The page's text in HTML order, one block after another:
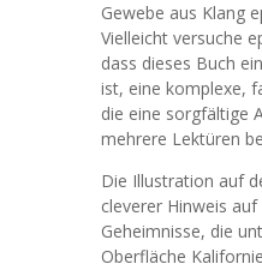
Gewebe aus Klang
Vielleicht versuche
dass dieses Buch
ist, eine komplexe,
die eine sorgfältige
mehrere Lektüren
Die Illustration auf
cleverer Hinweis auf
Geheimnisse, die
Oberfläche